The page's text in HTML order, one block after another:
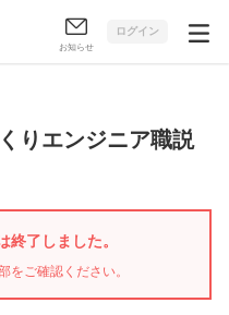
お知らせ
ログイン
りエンジニア職説
終了しました。
をご確認ください。